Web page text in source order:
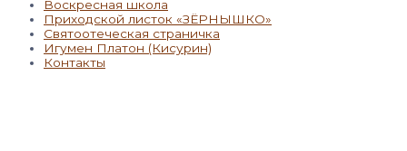
Воскресная школа
Приходской листок «ЗЁРНЫШКО»
Святоотеческая страничка
Игумен Платон (Кисурин)
Контакты